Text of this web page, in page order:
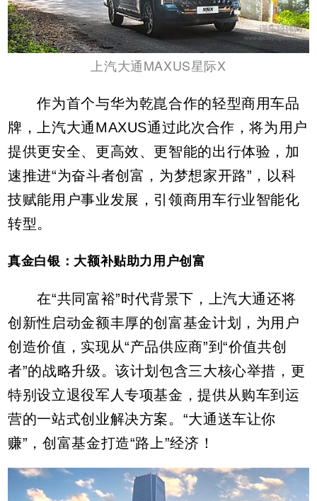
上汽大通MAXUS星际X
作为首个与华为乾崑合作的轻型商用车品
牌，上汽大通MAXUS通过此次合作，将为用户
提供更安全、更高效、更智能的出行体验，加
速推进“为奋斗者创富，为梦想家开路”，以科
技赋能用户事业发展，引领商用车行业智能化
转型。
真金白银：大额补贴助力用户创富
在“共同富裕”时代背景下，上汽大通还将
创新性启动金额丰厚的创富基金计划，为用户
创造价值，实现从“产品供应商”到“价值共创
者”的战略升级。该计划包含三大核心举措，更
特别设立退役军人专项基金，提供从购车到运
营的一站式创业解决方案。“大通送车让你
赚”，创富基金打造“路上”经济！